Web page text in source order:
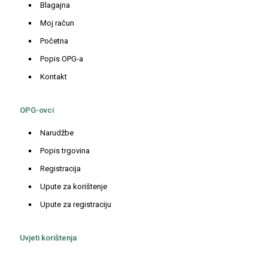
Blagajna
Moj račun
Početna
Popis OPG-a
Kontakt
OPG-ovci
Narudžbe
Popis trgovina
Registracija
Upute za korištenje
Upute za registraciju
Uvjeti korištenja